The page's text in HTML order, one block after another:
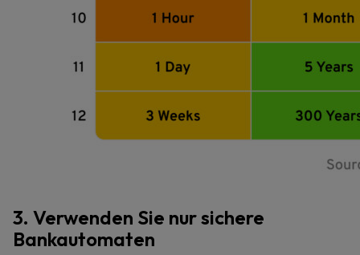
3. Verwenden Sie nur sichere
Bankautomaten